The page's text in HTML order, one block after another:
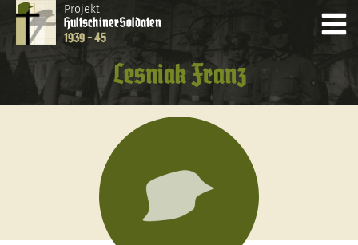
Projekt
HultschinerSoldaten
1939 - 45
Lesniak Franz